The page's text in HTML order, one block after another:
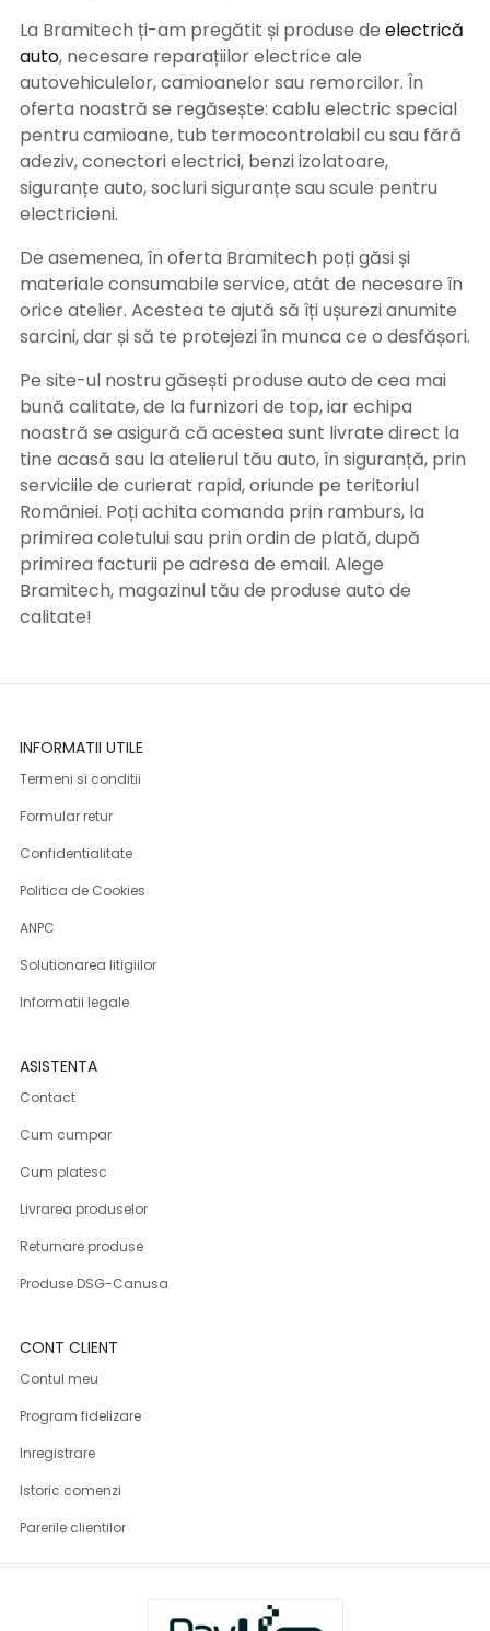
La Bramitech ți-am pregătit și produse de electrică
auto, necesare reparațiilor electrice ale
autovehiculelor, camioanelor sau remorcilor. În
oferta noastră se regăsește: cablu electric special
pentru camioane, tub termocontrolabil cu sau fără
adeziv, conectori electrici, benzi izolatoare,
siguranțe auto, socluri siguranțe sau scule pentru
electricieni.
De asemenea, în oferta Bramitech poți găsi și
materiale consumabile service, atât de necesare în
orice atelier. Acestea te ajută să îți ușurezi anumite
sarcini, dar și să te protejezi în munca ce o desfășori.
Pe site-ul nostru găsești produse auto de cea mai
bună calitate, de la furnizori de top, iar echipa
noastră se asigură că acestea sunt livrate direct la
tine acasă sau la atelierul tău auto, în siguranță, prin
serviciile de curierat rapid, oriunde pe teritoriul
României. Poți achita comanda prin ramburs, la
primirea coletului sau prin ordin de plată, după
primirea facturii pe adresa de email. Alege
Bramitech, magazinul tău de produse auto de
calitate!
INFORMATII UTILE
Termeni si conditii
Formular retur
Confidentialitate
Politica de Cookies
ANPC
Solutionarea litigiilor
Informatii legale
ASISTENTA
Contact
Cum cumpar
Cum platesc
Livrarea produselor
Returnare produse
Produse DSG-Canusa
CONT CLIENT
Contul meu
Program fidelizare
Inregistrare
Istoric comenzi
Parerile clientilor